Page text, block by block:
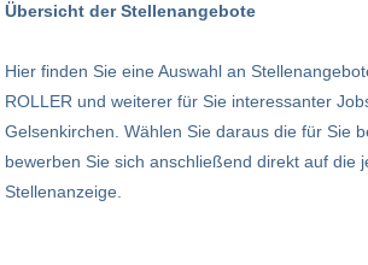
Übersicht der Stellenangebote
Hier finden Sie eine Auswahl an
ROLLER und weiterer für Sie interessanter
Gelsenkirchen. Wählen Sie daraus die für Sie
bewerben Sie sich anschließend direkt auf die
Stellenanzeige.